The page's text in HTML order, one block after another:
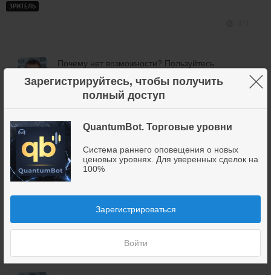
Зарегистрируйтесь, чтобы получить
полный доступ
QuantumBot. Торговые уровни
Система раннего оповещения о новых
ценовых уровнях. Для уверенных сделок на
100%
Зарегистрироваться
Войти
×
ЗРИТЕЛЬ
Почему нет возможности? Пользуйтесь
бесплатной версией.
приветствую Дмитрий в пакет входили какие то
отрабатываются!